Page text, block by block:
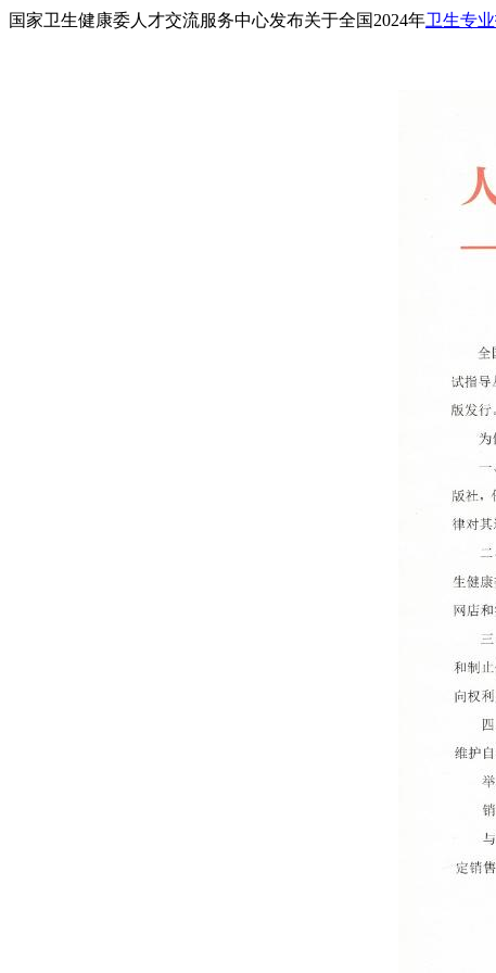
国家卫生健康委人才交流服务中心发布关于全国2024年卫生专